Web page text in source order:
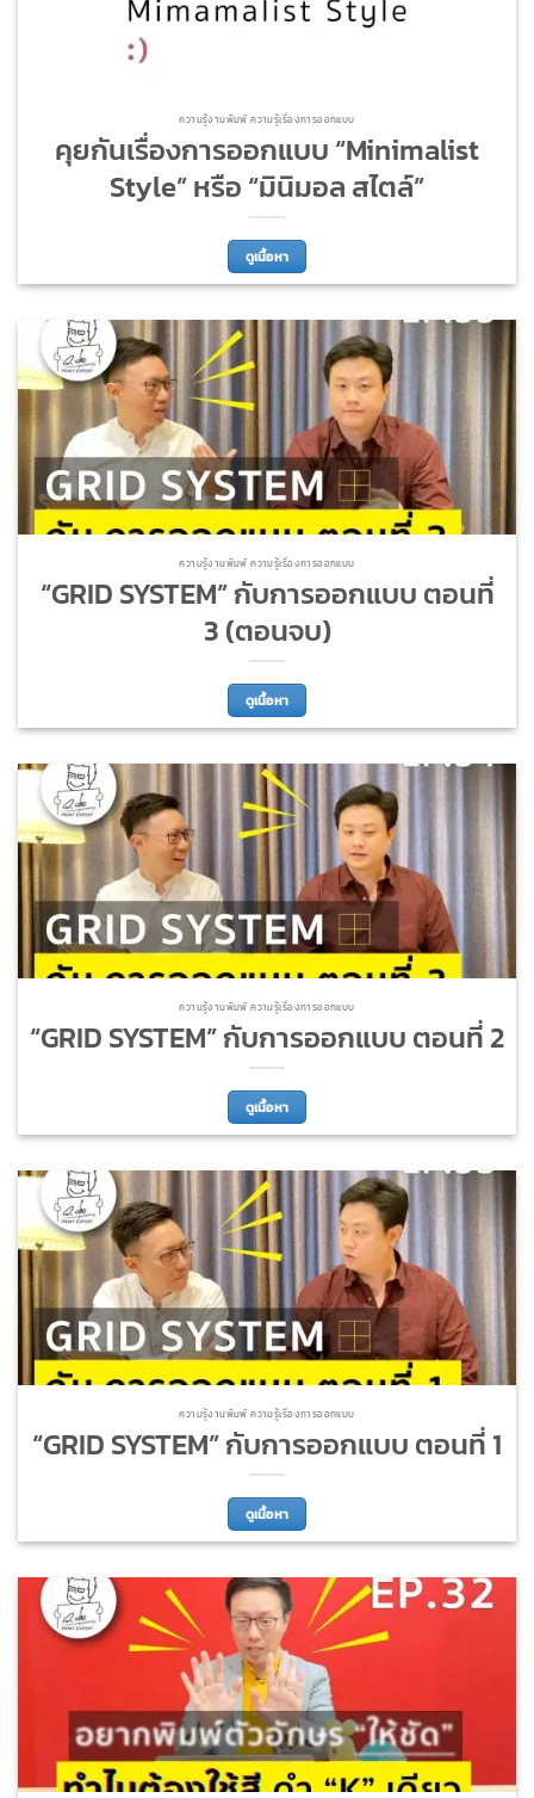
ความรู้งานพิมพ์ ความรู้เรื่องการออกแบบ
คุยกันเรื่องการออกแบบ “Minimalist
Style” หรือ “มินิมอล สไตล์”
ดูเนื้อหา
ความรู้งานพิมพ์ ความรู้เรื่องการออกแบบ
“GRID SYSTEM” กับการออกแบบ ตอนที่
3 (ตอนจบ)
ดูเนื้อหา
ความรู้งานพิมพ์ ความรู้เรื่องการออกแบบ
“GRID SYSTEM” กับการออกแบบ ตอนที่ 2
ดูเนื้อหา
ความรู้งานพิมพ์ ความรู้เรื่องการออกแบบ
“GRID SYSTEM” กับการออกแบบ ตอนที่ 1
ดูเนื้อหา